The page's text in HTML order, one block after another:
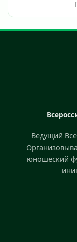
Ведущий
юношеский